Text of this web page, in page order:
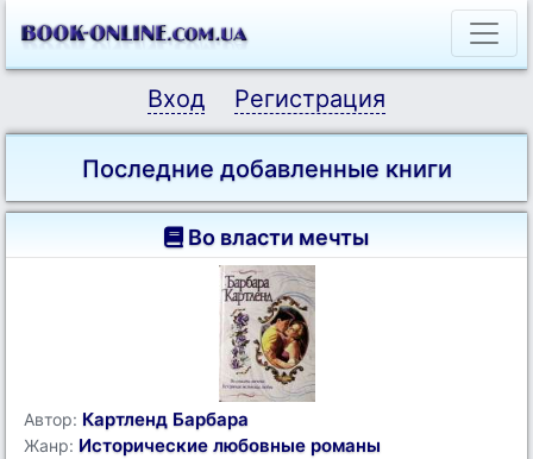
Вход Регистрация
Последние добавленные книги
Во власти мечты
Автор: Картленд Барбара
Жанр: Исторические любовные романы